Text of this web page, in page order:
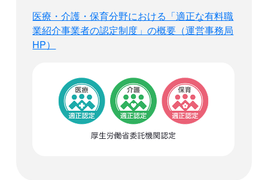
医療・介護・保育分野における「適正な有料職
業紹介事業者の認定制度」の概要（運営事務局
HP）